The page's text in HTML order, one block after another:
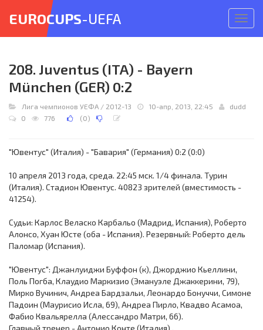
меню
EUROCUPS-UEFA
208. Juventus (ITA) - Bayern
München (GER) 0:2
Лига чемпионов УЕФА / 2012-13 10-апр, 2013, 22:45
dudd
0
776 (0)
"Ювентус" (Италия) - "Бавария" (Германия) 0:2 (0:0)
10 апреля 2013 года, среда. 22:45 мск. 1/4 финала. Турин
(Италия). Стадион Ювентус. 40823 зрителей (вместимость -
41254).
Судьи: Карлос Веласко Карбальо (Мадрид, Испания), Роберто
Алонсо, Хуан Юсте (оба - Испания). Резервный: Роберто дель
Паломар (Испания).
"Ювентус": Джанлуиджи Буффон (к), Джорджио Кьеллини,
Поль Погба, Клаудио Маркизио (Эмануэле Джаккерини, 79),
Мирко Вучинич, Андреа Бардзальи, Леонардо Бонуччи, Симоне
Падоин (Маурисио Исла, 69), Андреа Пирло, Квадво Асамоа,
Фабио Квальярелла (Алессандро Матри, 66).
Главный тренер - Антонио Конте (Италия) .